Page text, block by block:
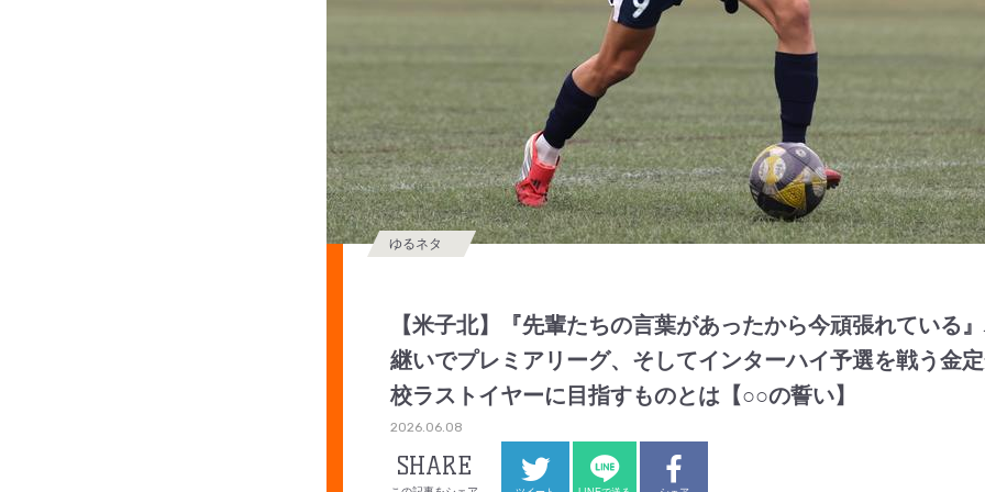
【米子北】『先輩たちの言葉があったから今頑張れている
継いでプレミアリーグ、そしてインターハイ予選を戦う金
校ラストイヤーに目指すものとは【○○の誓い】
ゆるネタ
2026.06.08
SHARE